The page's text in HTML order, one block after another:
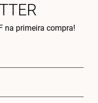
na primeira compra!